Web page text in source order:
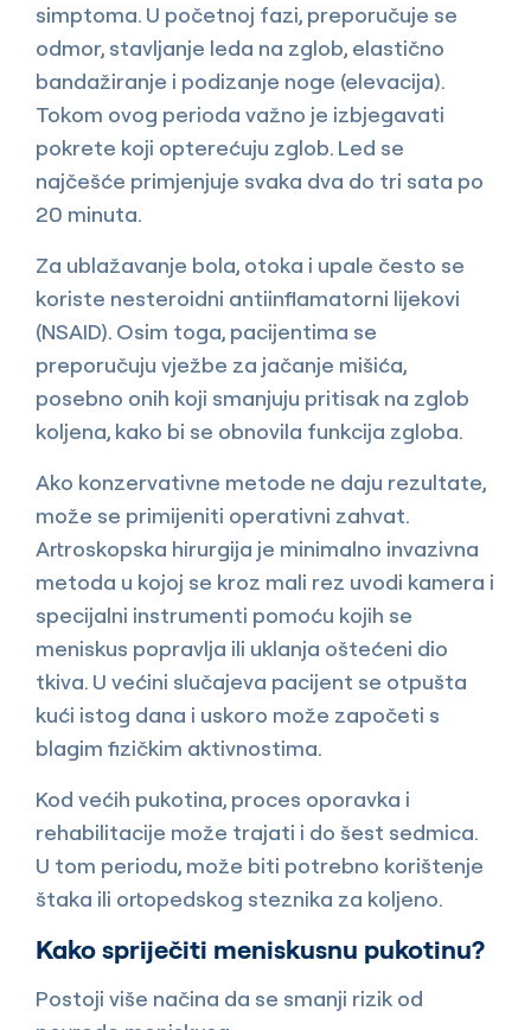
simptoma. U početnoj fazi, preporučuje se
odmor, stavljanje leda na zglob, elastično
bandažiranje i podizanje noge (elevacija).
Tokom ovog perioda važno je izbjegavati
pokrete koji opterećuju zglob. Led se
najčešće primjenjuje svaka dva do tri sata po
20 minuta.
Za ublažavanje bola, otoka i upale često se
koriste nesteroidni antiinflamatorni lijekovi
(NSAID). Osim toga, pacijentima se
preporučuju vježbe za jačanje mišića,
posebno onih koji smanjuju pritisak na zglob
koljena, kako bi se obnovila funkcija zgloba.
Ako konzervativne metode ne daju rezultate,
može se primijeniti operativni zahvat.
Artroskopska hirurgija je minimalno invazivna
metoda u kojoj se kroz mali rez uvodi kamera i
specijalni instrumenti pomoću kojih se
meniskus popravlja ili uklanja oštećeni dio
tkiva. U većini slučajeva pacijent se otpušta
kući istog dana i uskoro može započeti s
blagim fizičkim aktivnostima.
Kod većih pukotina, proces oporavka i
rehabilitacije može trajati i do šest sedmica.
U tom periodu, može biti potrebno korištenje
štaka ili ortopedskog steznika za koljeno.
Kako spriječiti meniskusnu pukotinu?
Postoji više načina da se smanji rizik od